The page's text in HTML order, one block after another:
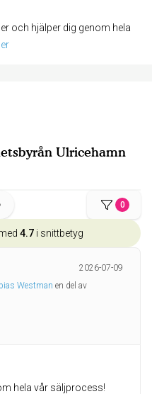
och hjälper dig genom hela
Ulricehamn
0
4.7 i snittbetyg
2026-07-09
Westman en del av
hela vår säljprocess!